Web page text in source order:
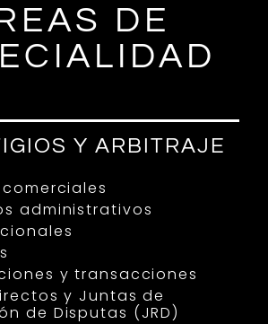
DE
Y ARBITRAJE
administrativos
y transacciones
y Juntas de
de Disputas (JRD)